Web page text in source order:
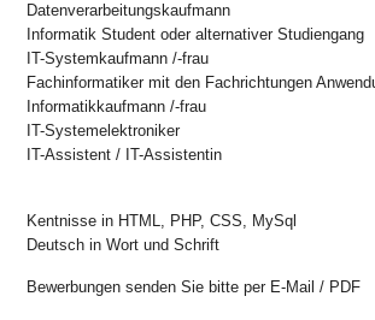
Datenverarbeitungskaufmann
Informatik Student oder alternativer Studiengang
IT-Systemkaufmann /-frau
Fachinformatiker mit den Fachrichtungen
Informatikkaufmann /-frau
IT-Systemelektroniker
IT-Assistent / IT-Assistentin
Kentnisse in HTML, PHP, CSS, MySql
Deutsch in Wort und Schrift
Bewerbungen senden Sie bitte per E-Mail / PDF